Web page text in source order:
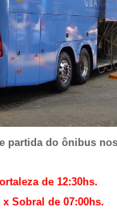
partida do ônibus
de 12:30hs.
x Sobral de 07:00hs.